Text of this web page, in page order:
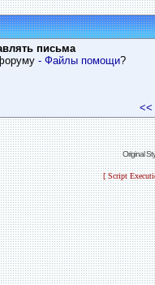
письма
- Файлы помощи?
<<
Original
[ Script